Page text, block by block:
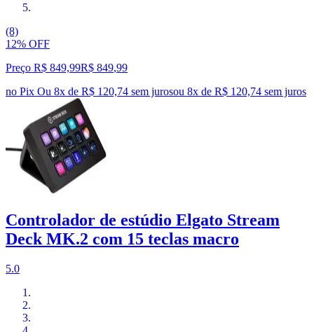
(8)
12% OFF
Preço R$ 849,99R$ 849,99
no Pix Ou 8x de R$ 120,74 sem jurosou 8x de R$ 120,74 sem juros
Controlador de estúdio Elgato Stream
Deck MK.2 com 15 teclas macro
5.0